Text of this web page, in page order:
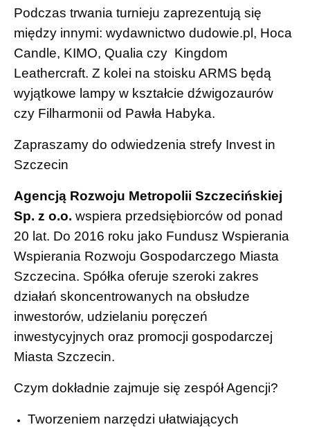
Podczas trwania turnieju zaprezentują się
między innymi: wydawnictwo dudowie.pl, Hoca
Candle, KIMO, Qualia czy Kingdom
Leathercraft. Z kolei na stoisku ARMS będą
wyjątkowe lampy w kształcie dźwigozaurów
czy Filharmonii od Pawła Habyka.
Zapraszamy do odwiedzenia strefy Invest in
Szczecin
Agencją Rozwoju Metropolii Szczecińskiej
Sp. z o.o. wspiera przedsiębiorców od ponad
20 lat. Do 2016 roku jako Fundusz Wspierania
Wspierania Rozwoju Gospodarczego Miasta
Szczecina. Spółka oferuje szeroki zakres
działań skoncentrowanych na obsłudze
inwestorów, udzielaniu poręczeń
inwestycyjnych oraz promocji gospodarczej
Miasta Szczecin.
Czym dokładnie zajmuje się zespół Agencji?
Tworzeniem narzędzi ułatwiających